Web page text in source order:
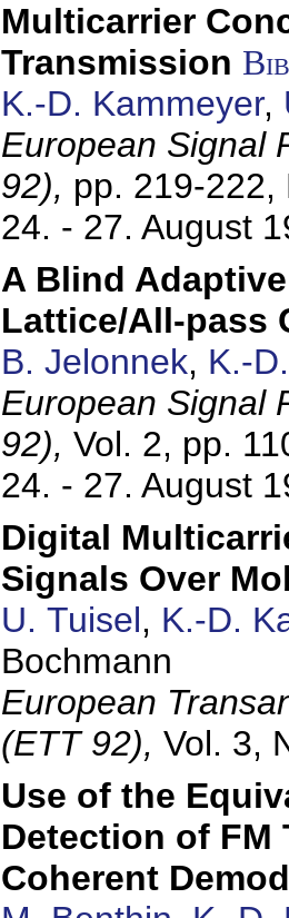
Multicarrier
Transmission
K.-D. Kammeyer,
European Signal
92), pp. 219-222,
24. - 27. August
A Blind
Lattice/All-pass
B. Jelonnek, K.-
European Signal
92), Vol. 2, pp.
24. - 27. August
Digital
Signals Over
U. Tuisel, K.-D.
Bochmann
European
(ETT 92), Vol. 3,
Use of the
Detection of FM
Coherent